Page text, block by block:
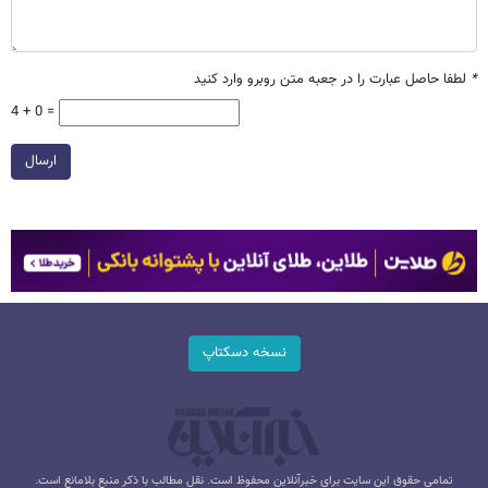
* لطفا حاصل عبارت را در جعبه متن روبرو وارد کنید
4 + 0 =
ارسال
نسخه دسکتاپ
تمامی حقوق این سایت برای خبرآنلاین محفوظ است. نقل مطالب با ذکر منبع بلامانع است.